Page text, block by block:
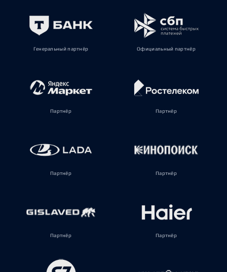
Генеральный партнёр Официальный партнёр
Партнёр Партнёр
Партнёр Партнёр
Партнёр Партнёр